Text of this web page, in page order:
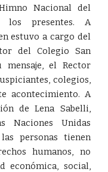
Nacional del
los presentes. A
estuvo a cargo del
del Colegio San
mensaje, el Rector
colegios,
acontecimiento. A
de Lena Sabelli,
Naciones Unidas
personas tienen
humanos, no
económica, social,